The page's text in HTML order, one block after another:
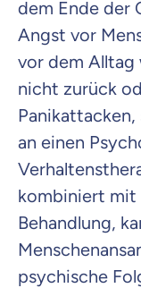
dem Ende der
Angst vor
vor dem Alltag
nicht zurück
an einen
kombiniert mit
Behandlung,
psychische